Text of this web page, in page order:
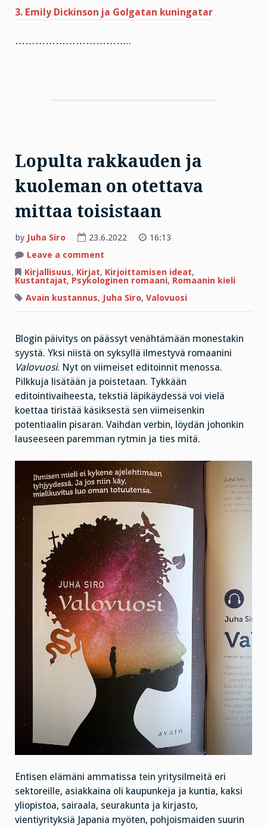
3. Emily Dickinson ja Golgatan kuningatar
……………………………..
Lopulta rakkauden ja
kuoleman on otettava
mittaa toisistaan
by Juha Siro 23.6.2022
16:13
Leave a comment
rakkauden
ja
kuoleman
on
otettava
Kirjallisuus, Kirjat, Kirjoittamisen ideat,
Kustantajat, Psykologinen romaani, Romaanin kieli
Avain kustannus, Juha Siro, Valovuosi
Blogin päivitys on päässyt venähtämään monestakin
syystä. Yksi niistä on syksyllä ilmestyvä romaanini
Valovuosi. Nyt on viimeiset editoinnit menossa.
Pilkkuja lisätään ja poistetaan. Tykkään
editointivaiheesta, tekstiä läpikäydessä voi vielä
koettaa tiristää käsiksestä sen viimeisenkin
potentiaalin pisaran. Vaihdan verbin, löydän johonkin
lauseeseen paremman rytmin ja ties mitä.
Entisen elämäni ammatissa tein yritysilmeitä eri
sektoreille, asiakkaina oli kaupunkeja ja kuntia, kaksi
yliopistoa, sairaala, seurakunta ja kirjasto,
vientiyrityksiä Japania myöten, pohjoismaiden suurin